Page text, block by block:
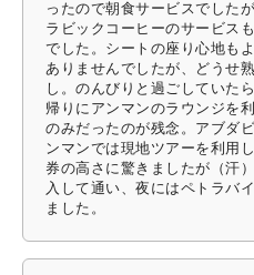
ったので朝食サービスでした
ラビックコーヒーのサービス
でした。シートの座り心地も
ありませんでしたが、どうせ
し。のんびりと過ごしていた
帰りにアンマンのラウンジを
のみだったのが残念。アブダ
ンマンでは現地ツアーを利用
券の高さに驚きましたが（汗
入して通い、夜にはペトラバ
ました。